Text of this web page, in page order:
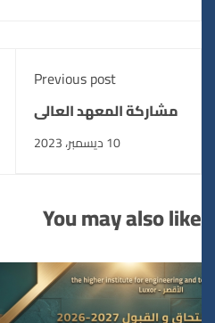
Previous post
مشاركة المعهد العالى
للهندسة والتكنولوجيا
بالاقصر فى الانتخابات
10 ديسمبر، 2023
You may also like